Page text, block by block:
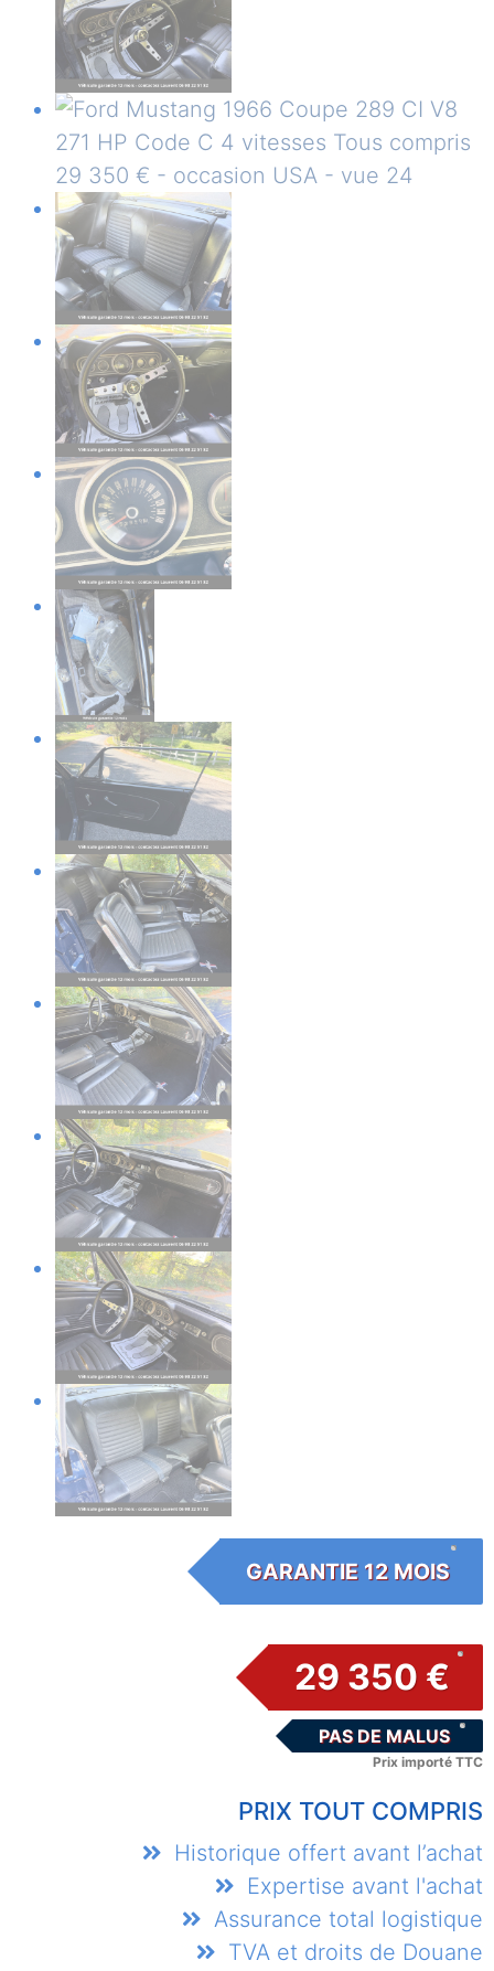
GARANTIE 12 MOIS
29 350 €
PAS DE MALUS
Prix importé TTC
PRIX TOUT COMPRIS
Historique offert avant l’achat
Expertise avant l'achat
Assurance total logistique
TVA et droits de Douane